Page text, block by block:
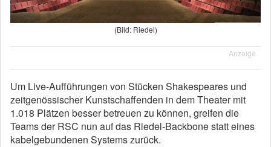
(Bild: Riedel)
Anzeige
Um Live-Aufführungen von Stücken Shakespeares und
zeitgenössischer Kunstschaffenden in dem Theater mit
1.018 Plätzen besser betreuen zu können, greifen die
Teams der RSC nun auf das Riedel-Backbone statt eines
kabelgebundenen Systems zurück.